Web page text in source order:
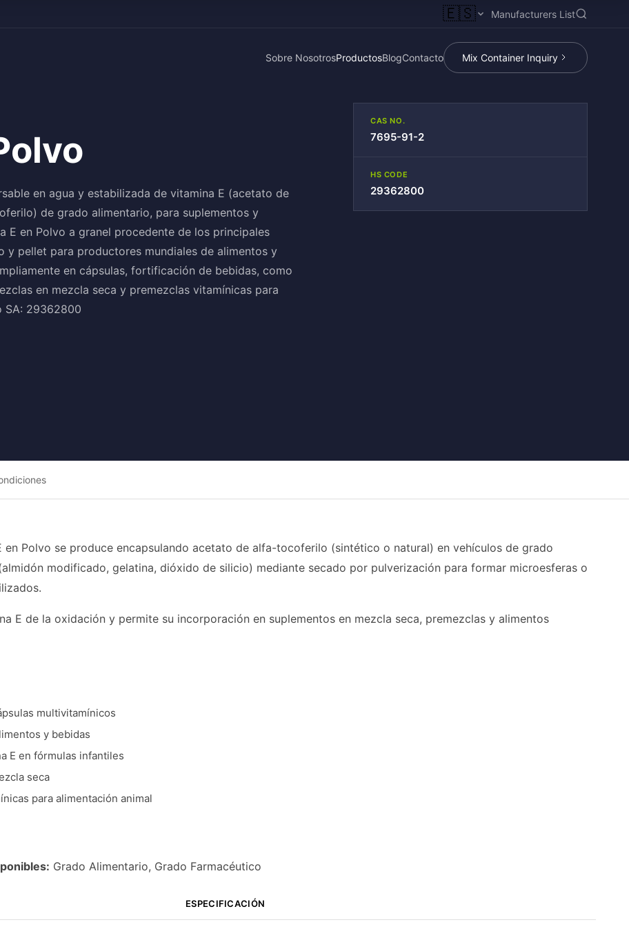
🇪🇸 Manufacturers List
Sobre NosotrosProductosBlogContacto Mix Container Inquiry
en agua y estabilizada de vitamina E (acetato de
de grado alimentario, para suplementos y
en Polvo a granel procedente de los principales
pellet para productores mundiales de alimentos y
en cápsulas, fortificación de bebidas, como
en mezcla seca y premezclas vitamínicas para
SA: 29362800
CAS NO.
7695-91-2
HS CODE
29362800
en Polvo se produce encapsulando acetato de alfa-tocoferilo (sintético o natural) en vehículos de grado
modificado, gelatina, dióxido de silicio) mediante secado por pulverización para formar microesferas o
E de la oxidación y permite su incorporación en suplementos en mezcla seca, premezclas y alimentos
multivitamínicos
y bebidas
E en fórmulas infantiles
seca
para alimentación animal
Grado Alimentario, Grado Farmacéutico
ESPECIFICACIÓN